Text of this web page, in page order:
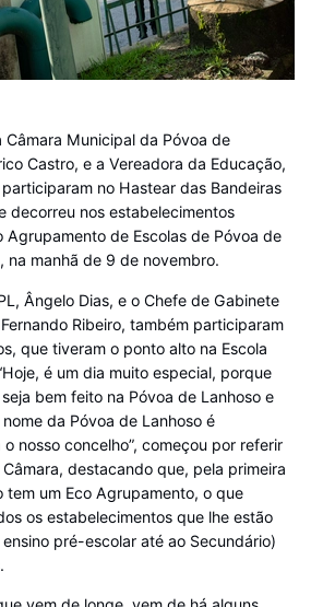
Câmara Municipal da Póvoa de
Castro, e a Vereadora da Educação,
no Hastear das Bandeiras
decorreu nos estabelecimentos
Agrupamento de Escolas de Póvoa de
na manhã de 9 de novembro.
Ângelo Dias, e o Chefe de Gabinete
Ribeiro, também participaram
que tiveram o ponto alto na Escola
é um dia muito especial, porque
bem feito na Póvoa de Lanhoso e
da Póvoa de Lanhoso é
nosso concelho”, começou por referir
destacando que, pela primeira
tem um Eco Agrupamento, o que
os estabelecimentos que lhe estão
pré-escolar até ao Secundário)